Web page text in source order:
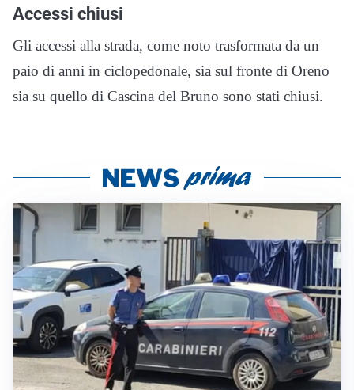
Accessi chiusi
Gli accessi alla strada, come noto trasformata da un
paio di anni in ciclopedonale, sia sul fronte di Oreno
sia su quello di Cascina del Bruno sono stati chiusi.